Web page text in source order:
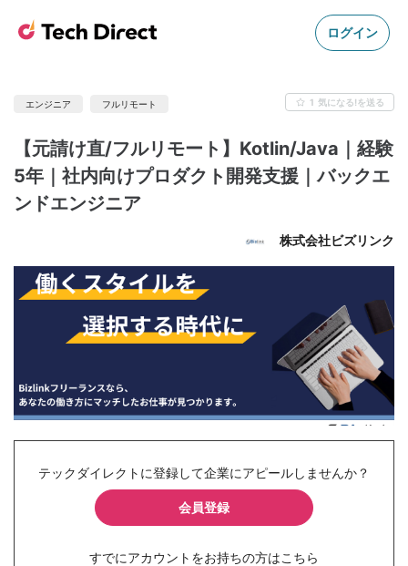
ログイン
エンジニア フルリモート 1 気になる!を送る
【元請け直/フルリモート】Kotlin/Java｜経験
5年｜社内向けプロダクト開発支援｜バックエ
ンドエンジニア
株式会社ビズリンク
テックダイレクトに登録して企業にアピールしませんか？
会員登録
すでにアカウントをお持ちの方はこちら